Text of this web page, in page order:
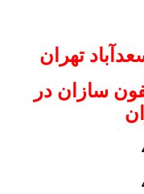
تهران
سازان در